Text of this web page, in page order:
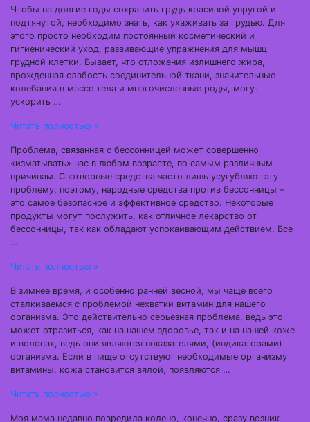
Чтобы на долгие годы сохранить грудь красивой упругой и
подтянутой, необходимо знать, как ухаживать за грудью. Для
этого просто необходим постоянный косметический и
гигиенический уход, развивающие упражнения для мышц
грудной клетки. Бывает, что отложения излишнего жира,
врожденная слабость соединительной ткани, значительные
колебания в массе тела и многочисленные роды, могут
ускорить …
Читать полностью »
Проблема, связанная с бессонницей может совершенно
«изматывать» нас в любом возрасте, по самым различным
причинам. Снотворные средства часто лишь усугубляют эту
проблему, поэтому, народные средства против бессонницы –
это самое безопасное и эффективное средство. Некоторые
продукты могут послужить, как отличное лекарство от
бессонницы, так как обладают успокаивающим действием. Все
…
Читать полностью »
В зимнее время, и особенно ранней весной, мы чаще всего
сталкиваемся с проблемой нехватки витамин для нашего
организма. Это действительно серьезная проблема, ведь это
может отразиться, как на нашем здоровье, так и на нашей коже
и волосах, ведь они являются показателями, (индикаторами)
организма. Если в пище отсутствуют необходимые организму
витамины, кожа становится вялой, появляются …
Читать полностью »
Моя мама недавно повредила колено, конечно, сразу возник